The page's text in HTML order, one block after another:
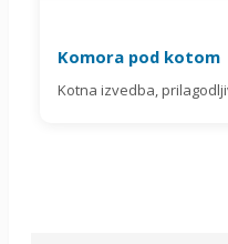
Komora pod kotom
Kotna izvedba,